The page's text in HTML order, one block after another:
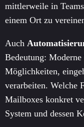
mittlerweile in
einem Ort zu
Auch
Bedeutung:
Möglichkeiten,
verarbeiten. Welche
Mailboxes konkret
System und dessen